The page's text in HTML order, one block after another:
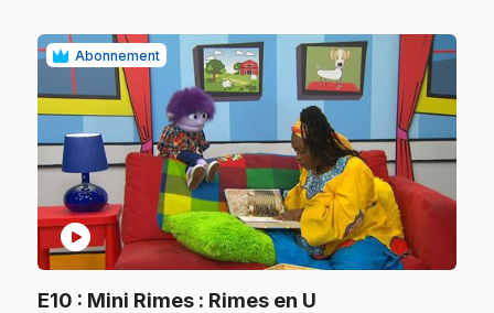
Abonnement
play_circle
E10 : Mini Rimes : Rimes en U